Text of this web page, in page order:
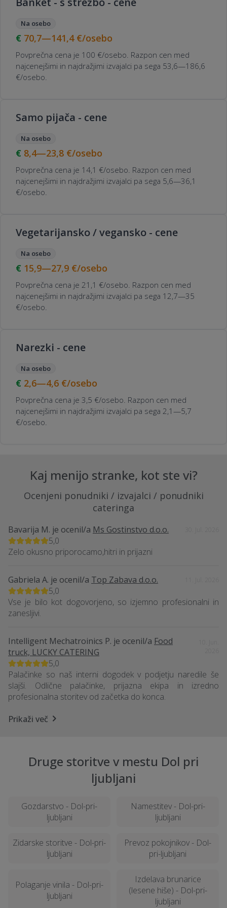
Na osebo
70,7—141,4 €/osebo
Povprečna cena je 100 €/osebo. Razpon cen med
najcenejšimi in najdražjimi izvajalci pa sega 53,6—186,6
€/osebo.
Samo pijača - cene
Na osebo
8,4—23,8 €/osebo
Povprečna cena je 14,1 €/osebo. Razpon cen med
najcenejšimi in najdražjimi izvajalci pa sega 5,6—36,1
€/osebo.
Vegetarijansko / vegansko - cene
Na osebo
15,9—27,9 €/osebo
Povprečna cena je 21,1 €/osebo. Razpon cen med
najcenejšimi in najdražjimi izvajalci pa sega 12,7—35
€/osebo.
Narezki - cene
Na osebo
2,6—4,6 €/osebo
Povprečna cena je 3,5 €/osebo. Razpon cen med
najcenejšimi in najdražjimi izvajalci pa sega 2,1—5,7
€/osebo.
Kaj menijo stranke, kot ste vi?
Ocenjeni ponudniki / izvajalci / ponudniki
cateringa
Bavarija M. je ocenil/a Ms Gostinstvo d.o.o.
5,0
Zelo okusno priporocamo,hitri in prijazni
Gabriela A. je ocenil/a Top Zabava d.o.o.
5,0
Vse je bilo kot dogovorjeno, so izjemno profesionalni in
zanesljivi.
Intelligent Mechatroinics P. je ocenil/a Food
truck, LUCKY CATERING
5,0
Palačinke so naš interni dogodek v podjetju naredile še
slajši. Odlične palačinke, prijazna ekipa in izredno
profesionalna storitev od začetka do konca.
Prikaži več
Druge storitve v mestu Dol pri
ljubljani
Gozdarstvo - Dol-pri-
ljubljani
Namestitev - Dol-pri-
ljubljani
Zidarske storitve - Dol-pri-
ljubljani
Prevoz pokojnikov - Dol-
pri-ljubljani
Polaganje vinila - Dol-pri-
ljubljani
Izdelava brunarice
(lesene hiše) - Dol-pri-
ljubljani